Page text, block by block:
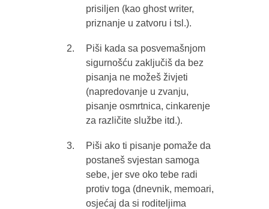
prisiljen (kao ghost writer,
priznanje u zatvoru i tsl.).
Piši kada sa posvemašnjom
sigurnošću zaključiš da bez
pisanja ne možeš živjeti
(napredovanje u zvanju,
pisanje osmrtnica, cinkarenje
za različite službe itd.).
Piši ako ti pisanje pomaže da
postaneš svjestan samoga
sebe, jer sve oko tebe radi
protiv toga (dnevnik, memoari,
osjećaj da si roditeljima